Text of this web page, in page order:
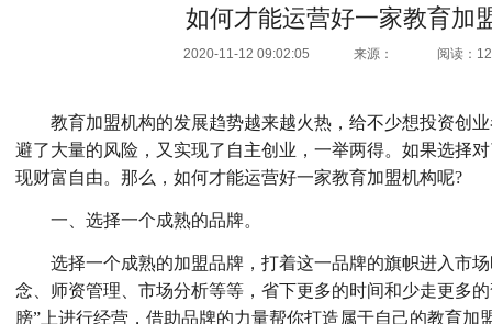
如何才能运营好一家教育加
2020-11-12 09:02:05 来源： 阅读：
教育加盟机构的发展趋势越来越火热，给不少想投资创
避了大量的风险，又实现了自主创业，一举两得。如果选择
现财富自由。那么，如何才能运营好一家教育加盟机构呢?
一、选择一个成熟的品牌。
选择一个成熟的加盟品牌，打着这一品牌的旗帜进入市
念、师资管理、市场分析等等，省下更多的时间和少走更多
膀”上进行经营，借助品牌的力量帮你打造属于自己的教育加